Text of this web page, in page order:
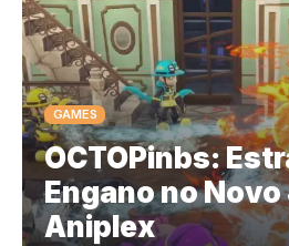
GAMES
OCTOPinbs:
Engano no
Aniplex